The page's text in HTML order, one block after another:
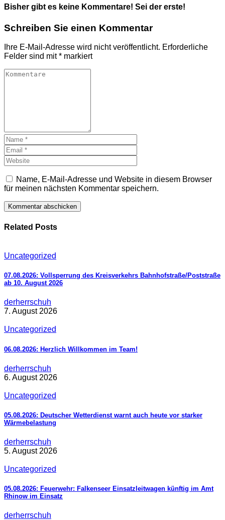
Bisher gibt es keine Kommentare! Sei der erste!
Schreiben Sie einen Kommentar
Ihre E-Mail-Adresse wird nicht veröffentlicht. Erforderliche
Felder sind mit* markiert
Name, E-Mail-Adresse und Website in diesem Browser
für meinen nächsten Kommentar speichern.
Related Posts
Uncategorized
07.08.2026: Vollsperrung des Kreisverkehrs Bahnhofstraße/Poststraße
ab 10. August 2026
derherrschuh
7. August 2026
Uncategorized
06.08.2026: Herzlich Willkommen im Team!
derherrschuh
6. August 2026
Uncategorized
05.08.2026: Deutscher Wetterdienst warnt auch heute vor starker
Wärmebelastung
derherrschuh
5. August 2026
Uncategorized
05.08.2026: Feuerwehr: Falkenseer Einsatzleitwagen künftig im Amt
Rhinow im Einsatz
derherrschuh